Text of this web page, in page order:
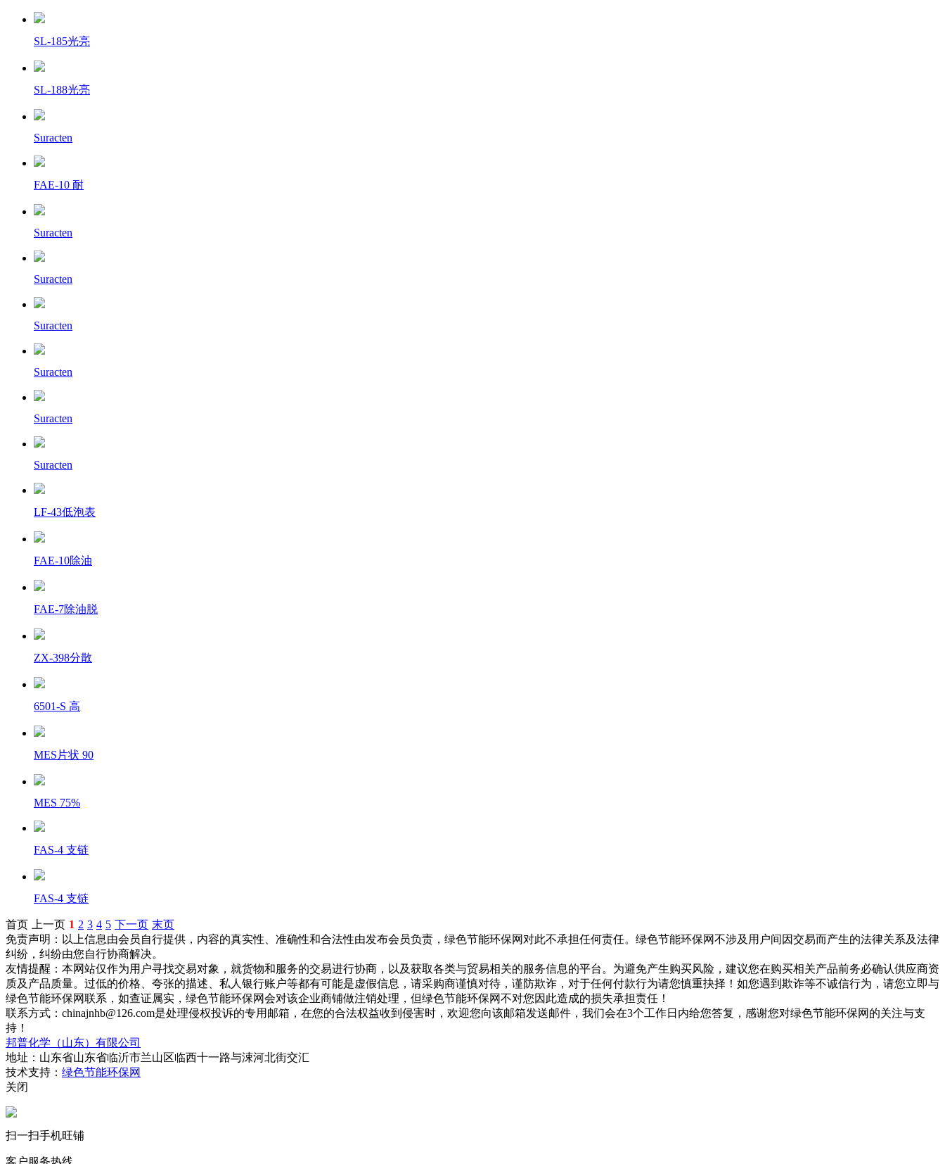
SL-185光亮
SL-188光亮
Suracten
FAE-10 耐
Suracten
Suracten
Suracten
Suracten
Suracten
Suracten
LF-43低泡表
FAE-10除油
FAE-7除油脱
ZX-398分散
6501-S 高
MES片状 90
MES 75%
FAS-4 支链
FAS-4 支链
首页 上一页 1 2 3 4 5 下一页 末页
免责声明：以上信息由会员自行提供，内容的真实性、准确性和合法性由发布会员负责，绿色节能环保网对此不承担任何责任。绿色节能环保网不涉及用户间因交易而产生的法律关系及法律
纠纷，纠纷由您自行协商解决。
友情提醒：本网站仅作为用户寻找交易对象，就货物和服务的交易进行协商，以及获取各类与贸易相关的服务信息的平台。为避免产生购买风险，建议您在购买相关产品前务必确认供应商资
质及产品质量。过低的价格、夸张的描述、私人银行账户等都有可能是虚假信息，请采购商谨慎对待，谨防欺诈，对于任何付款行为请您慎重抉择！如您遇到欺诈等不诚信行为，请您立即与
绿色节能环保网联系，如查证属实，绿色节能环保网会对该企业商铺做注销处理，但绿色节能环保网不对您因此造成的损失承担责任！
联系方式：chinajnhb@126.com是处理侵权投诉的专用邮箱，在您的合法权益收到侵害时，欢迎您向该邮箱发送邮件，我们会在3个工作日内给您答复，感谢您对绿色节能环保网的关注与支
持！
邦普化学（山东）有限公司
地址：山东省山东省临沂市兰山区临西十一路与涑河北街交汇
技术支持： 绿色节能环保网
关闭
扫一扫手机旺铺